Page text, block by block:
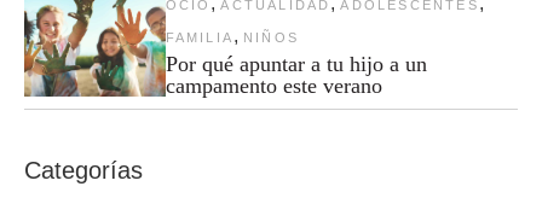
OCIO ACTUALIDAD ADOLESCENTES
FAMILIA , NIÑOS
Por qué apuntar a tu hijo a un
campamento este verano
Categorías